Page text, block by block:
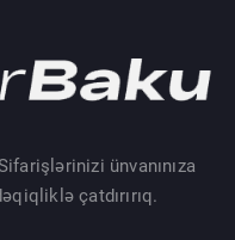
ünvanınıza
çatdırırıq.